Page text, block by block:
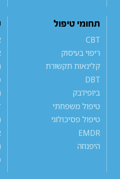
תחומי טיפול
CBT
ריפוי בעיסוק
קלינאות תקשורת
DBT
ביופידבק
טיפול משפחתי
טיפול פסיכולוגי
EMDR
היפנוזה